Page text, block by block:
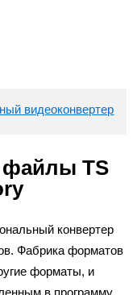
видеоконвертер
файлы TS
конвертер
Фабрика форматов
форматы, и
в программу